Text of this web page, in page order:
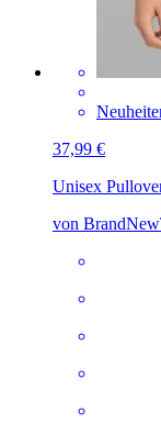
37,99 €
Unisex
von